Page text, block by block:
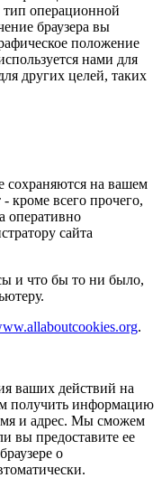
тип операционной
браузера вы
положение
нами для
других целей, таких
сохраняются на вашем
кроме всего прочего,
оперативно
сайта
и что бы то ни было,
.
ваших действий на
получить информацию
и адрес. Мы сможем
вы предоставите ее
о